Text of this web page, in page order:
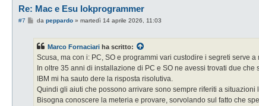
Re: Mac e Esu lokprogrammer
#7
M
a
g
o
da peppardo» martedì 14 aprile 2026, 11:03
Marco Fornaciari ha scritto:
Scusa, ma con i: PC, SO e programmi vari custodire i segreti serve a
In oltre 35 anni di installazione di PC e SO ne avessi trovati due
IBM mi ha sauto dere la risposta risolutiva.
Quindi gli aiuti che possono arrivare sono sempre riferiti a
Bisogna conoscere la meteria e provare, sorvolando sul fatto che